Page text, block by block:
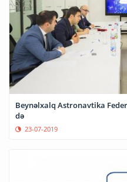
Beynəlxalq Astronavtika
də
23-07-2019